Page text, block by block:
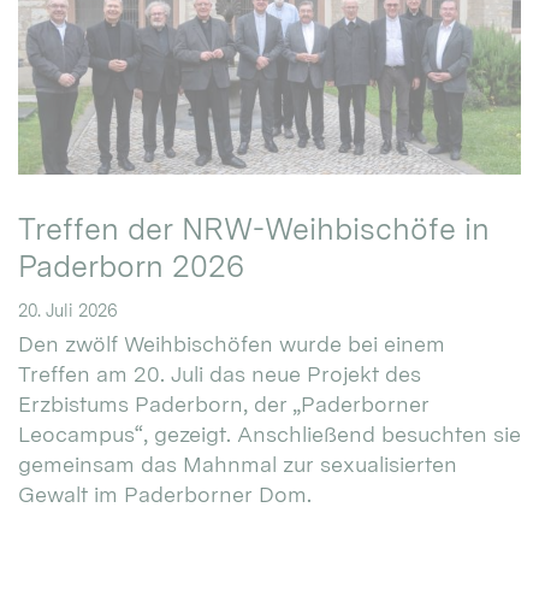
Treffen der NRW-Weihbischöfe in
Paderborn 2026
20. Juli 2026
Den zwölf Weihbischöfen wurde bei einem
Treffen am 20. Juli das neue Projekt des
Erzbistums Paderborn, der „Paderborner
Leocampus“, gezeigt. Anschließend besuchten sie
gemeinsam das Mahnmal zur sexualisierten
Gewalt im Paderborner Dom.